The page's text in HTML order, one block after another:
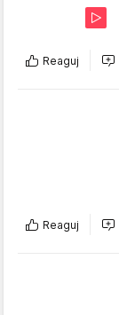
Reaguj
Reaguj